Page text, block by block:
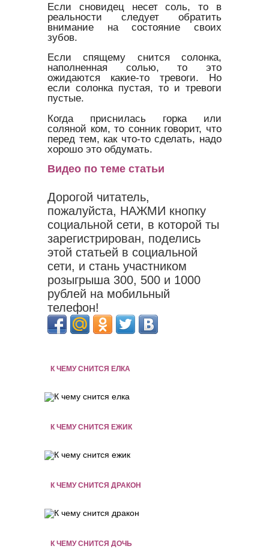
Если сновидец несет соль, то в
реальности следует обратить
внимание на состояние своих
зубов.
Если спящему снится солонка,
наполненная солью, то это
ожидаются какие-то тревоги. Но
если солонка пустая, то и тревоги
пустые.
Когда приснилась горка или
соляной ком, то сонник говорит, что
перед тем, как что-то сделать, надо
хорошо это обдумать.
Видео по теме статьи
Дорогой читатель,
пожалуйста, НАЖМИ кнопку
социальной сети, в которой ты
зарегистрирован, поделись
этой статьей в социальной
сети, и стань участником
розыгрыша 300, 500 и 1000
рублей на мобильный
телефон!
К ЧЕМУ СНИТСЯ ЕЛКА
К ЧЕМУ СНИТСЯ ЕЖИК
К ЧЕМУ СНИТСЯ ДРАКОН
К ЧЕМУ СНИТСЯ ДОЧЬ